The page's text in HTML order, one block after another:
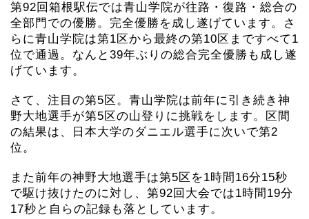
第92回箱根駅伝では青山学院が往路・復路・総合の
全部門での優勝。完全優勝を成し遂げています。さ
らに青山学院は第1区から最終の第10区まですべて1
位で通過。なんと39年ぶりの総合完全優勝も成し遂
げています。
さて、注目の第5区。青山学院は前年に引き続き神
野大地選手が第5区の山登りに挑戦をします。区間
の結果は、日本大学のダニエル選手に次いで第2
位。
また前年の神野大地選手は第5区を1時間16分15秒
で駆け抜けたのに対し、第92回大会では1時間19分
17秒と自らの記録も落としています。